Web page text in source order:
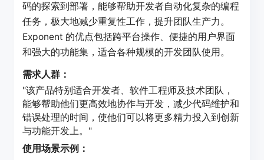
码的探索到部署，能够帮助开发者自动化复杂的编程
任务，极大地减少重复性工作，提升团队生产力。
Exponent 的优点包括跨平台操作、便捷的用户界面
和强大的功能集，适合各种规模的开发团队使用。
需求人群：
"该产品特别适合开发者、软件工程师及技术团队，
能够帮助他们更高效地协作与开发，减少代码维护和
错误处理的时间，使他们可以将更多精力投入到创新
与功能开发上。"
使用场景示例：